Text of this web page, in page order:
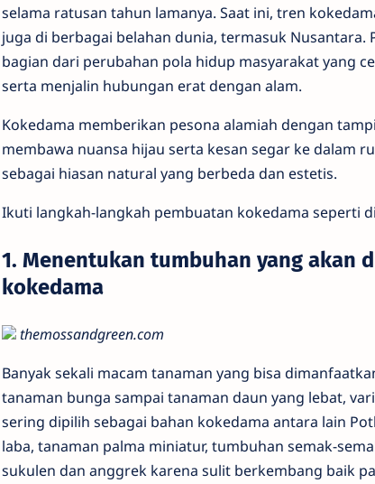
selama ratusan tahun lamanya. Saat ini, tren
juga di berbagai belahan dunia, termasuk
bagian dari perubahan pola hidup masyarakat yang
serta menjalin hubungan erat dengan alam.
Kokedama memberikan pesona alamiah dengan
membawa nuansa hijau serta kesan segar ke dalam
sebagai hiasan natural yang berbeda dan estetis.
Ikuti langkah-langkah pembuatan kokedama seperti
1. Menentukan tumbuhan yang akan
kokedama
themossandgreen.com
Banyak sekali macam tanaman yang bisa
tanaman bunga sampai tanaman daun yang lebat,
sering dipilih sebagai bahan kokedama antara lain
laba, tanaman palma miniatur, tumbuhan semak-
sukulen dan anggrek karena sulit berkembang baik